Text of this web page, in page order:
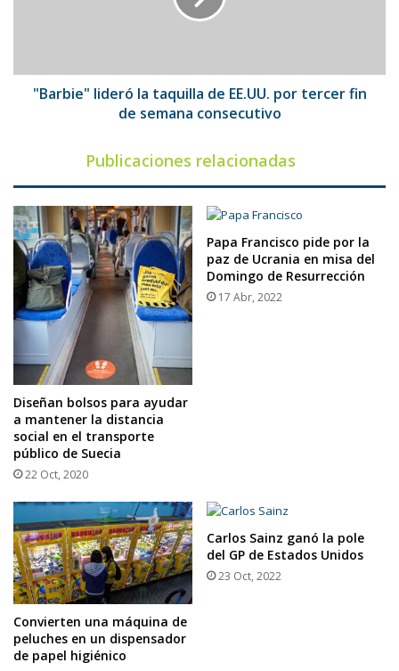
fin
"Barbie" lideró la taquilla de EE.UU. por tercer fin
de semana consecutivo
Publicaciones relacionadas
Diseñan bolsos para ayudar
a mantener la distancia
social en el transporte
público de Suecia
22 Oct, 2020
Papa Francisco pide por la
paz de Ucrania en misa del
Domingo de Resurrección
17 Abr, 2022
Convierten una máquina de
peluches en un dispensador
de papel higiénico
Carlos Sainz ganó la pole
del GP de Estados Unidos
23 Oct, 2022